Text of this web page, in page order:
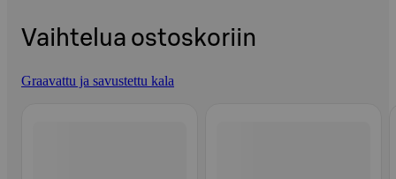
Vaihtelua ostoskoriin
Graavattu ja savustettu kala